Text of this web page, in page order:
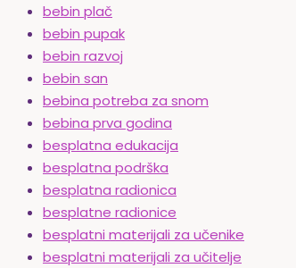
bebin plač
bebin pupak
bebin razvoj
bebin san
bebina potreba za snom
bebina prva godina
besplatna edukacija
besplatna podrška
besplatna radionica
besplatne radionice
besplatni materijali za učenike
besplatni materijali za učitelje